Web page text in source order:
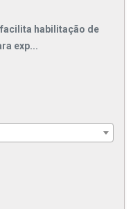
habilitação de
exp...